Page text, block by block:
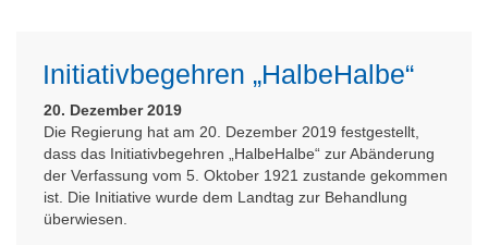
Initiativbegehren „HalbeHalbe“
20. Dezember 2019
Die Regierung hat am 20. Dezember 2019 festgestellt,
dass das Initiativbegehren „HalbeHalbe“ zur Abänderung
der Verfassung vom 5. Oktober 1921 zustande gekommen
ist. Die Initiative wurde dem Landtag zur Behandlung
überwiesen.